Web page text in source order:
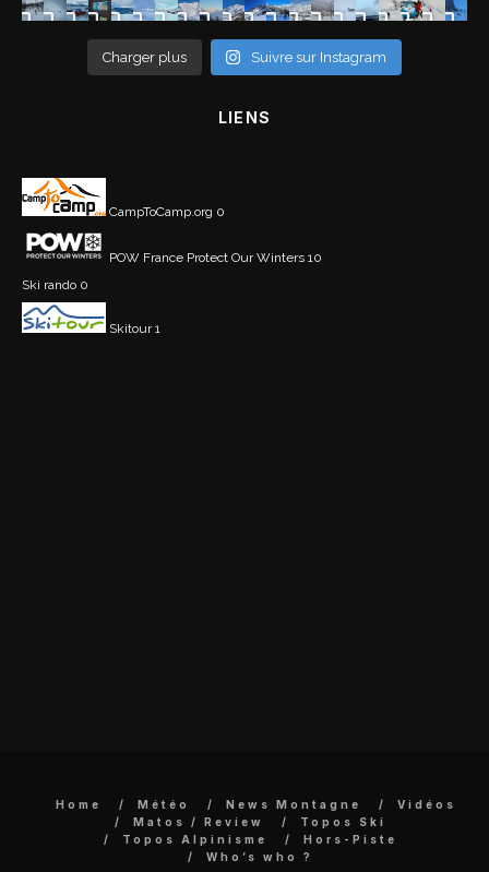
Charger plus Suivre sur Instagram
LIENS
CampToCamp.org 0
POW France Protect Our Winters 10
Ski rando 0
Skitour1
Home Météo News Montagne
Vidéos
Matos / Review
Topos Ski
Topos Alpinisme
Hors-Piste
Who’s who ?